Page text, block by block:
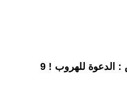
الدعوة للهروب ! 9